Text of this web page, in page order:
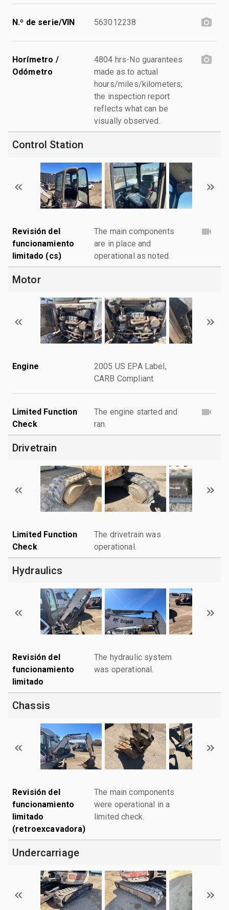
N.º de serie/VIN 563012238
Horímetro /
Odómetro
4804 hrs-No guarantees
made as to actual
hours/miles/kilometers;
the inspection report
reflects what can be
visually observed.
Control Station
Revisión del
funcionamiento
limitado (cs)
The main components
are in place and
operational as noted.
Motor
Engine
2005 US EPA Label,
CARB Compliant
Limited Function
Check
The engine started and
ran.
Drivetrain
Limited Function
Check
The drivetrain was
operational.
Hydraulics
Revisión del
funcionamiento
limitado
The hydraulic system
was operational.
Chassis
Revisión del
funcionamiento
limitado
(retroexcavadora)
The main components
were operational in a
limited check.
Undercarriage